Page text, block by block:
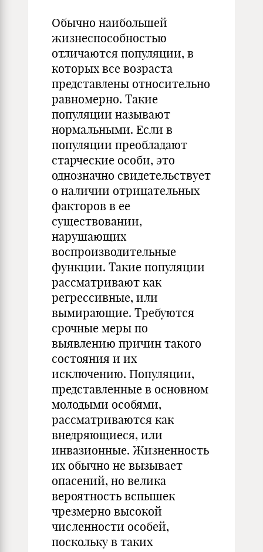
Обычно наибольшей
жизнеспособностью
отличаются популяции, в
которых все возраста
представлены относительно
равномерно. Такие
популяции называют
нормальными. Если в
популяции преобладают
старческие особи, это
однозначно свидетельствует
о наличии отрицательных
факторов в ее
существовании,
нарушающих
воспроизводительные
функции. Такие популяции
рассматривают как
регрессивные, или
вымирающие. Требуются
срочные меры по
выявлению причин такого
состояния и их
исключению. Популяции,
представленные в основном
молодыми особями,
рассматриваются как
внедряющиеся, или
инвазионные. Жизненность
их обычно не вызывает
опасений, но велика
вероятность вспышек
чрезмерно высокой
численности особей,
поскольку в таких